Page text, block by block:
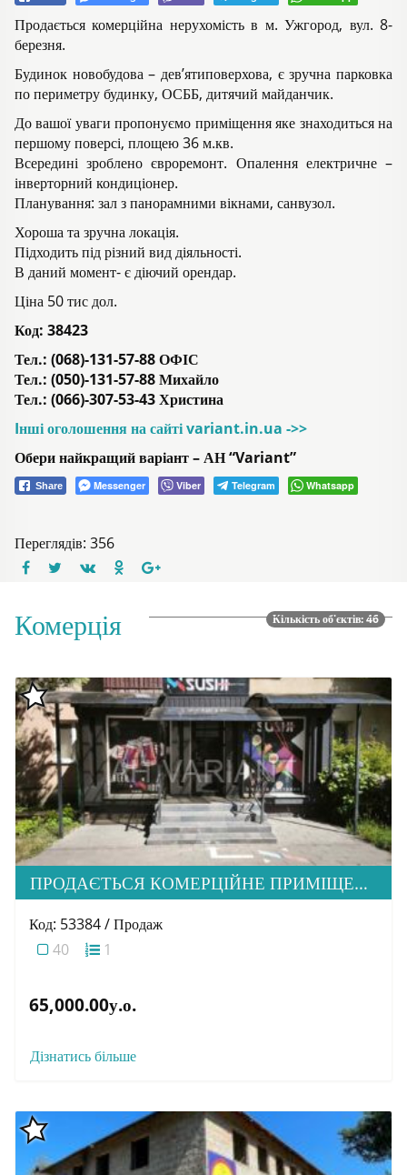
Продається комерційна нерухомість в м. Ужгород, вул. 8-
березня.
Будинок новобудова – дев’ятиповерхова, є зручна парковка
по периметру будинку, ОСББ, дитячий майданчик.
До вашої уваги пропонуємо приміщення яке знаходиться на
першому поверсі, площею 36 м.кв.
Всередині зроблено євроремонт. Опалення електричне –
інверторний кондиціонер.
Планування: зал з панорамними вікнами, санвузол.
Хороша та зручна локація.
Підходить під різний вид діяльності.
В даний момент- є діючий орендар.
Ціна 50 тис дол.
Код: 38423
Тел.: (068)-131-57-88 ОФІС
Тел.: (050)-131-57-88 Михайло
Тел.: (066)-307-53-43 Христина
Iнші оголошення на сайті variant.in.ua ->>
Обери найкращий варіант – АН “Variant”
Share Messenger Viber Telegram Whatsapp
Переглядів: 356
Комерція Кількість об'єктів: 46
ПРОДАЄТЬСЯ КОМЕРЦІЙНЕ ПРИМІЩЕННЯ В М. УЖГОРОД
Код: 53384 / Продаж
40
1
65,000.00у.о.
Дізнатись більше